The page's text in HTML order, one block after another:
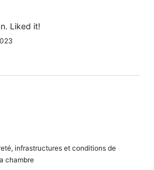
Liked it!
infrastructures et conditions de
chambre